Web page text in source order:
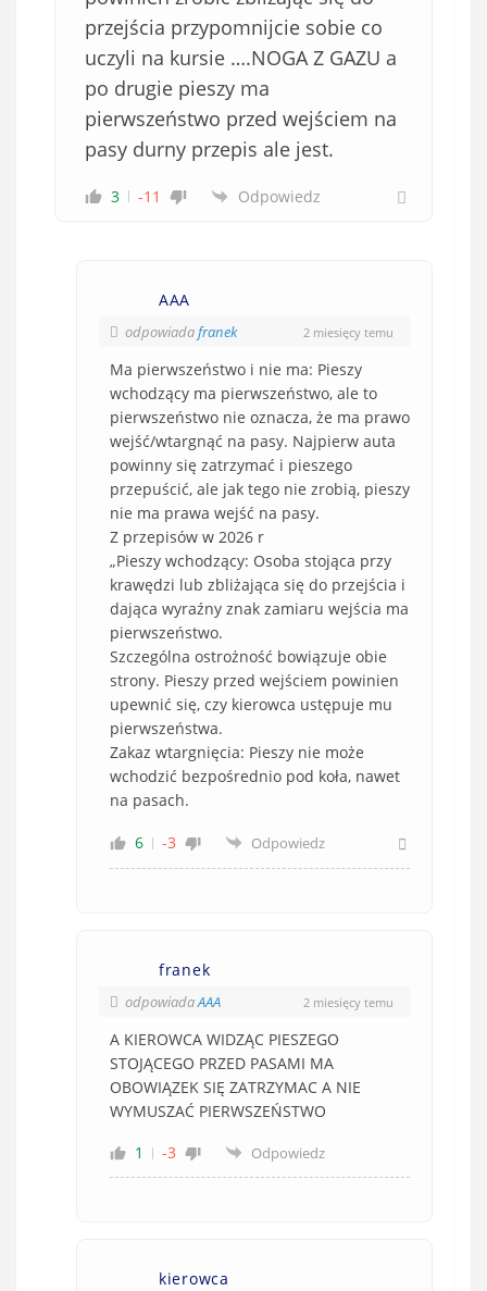
przejścia przypomnijcie sobie co
uczyli na kursie ….NOGA Z GAZU a
po drugie pieszy ma
pierwszeństwo przed wejściem na
pasy durny przepis ale jest.
3 -11 Odpowiedz
AAA
odpowiadafranek 2 miesięcy temu
Ma pierwszeństwo i nie ma: Pieszy
wchodzący ma pierwszeństwo, ale to
pierwszeństwo nie oznacza, że ma prawo
wejść/wtargnąć na pasy. Najpierw auta
powinny się zatrzymać i pieszego
przepuścić, ale jak tego nie zrobią, pieszy
nie ma prawa wejść na pasy.
Z przepisów w 2026 r
„Pieszy wchodzący: Osoba stojąca przy
krawędzi lub zbliżająca się do przejścia i
dająca wyraźny znak zamiaru wejścia ma
pierwszeństwo.
Szczególna ostrożność bowiązuje obie
strony. Pieszy przed wejściem powinien
upewnić się, czy kierowca ustępuje mu
pierwszeństwa.
Zakaz wtargnięcia: Pieszy nie może
wchodzić bezpośrednio pod koła, nawet
na pasach.
6 -3 Odpowiedz
franek
odpowiadaAAA 2 miesięcy temu
A KIEROWCA WIDZĄC PIESZEGO
STOJĄCEGO PRZED PASAMI MA
OBOWIĄZEK SIĘ ZATRZYMAC A NIE
WYMUSZAĆ PIERWSZEŃSTWO
1
-3 Odpowiedz
kierowca